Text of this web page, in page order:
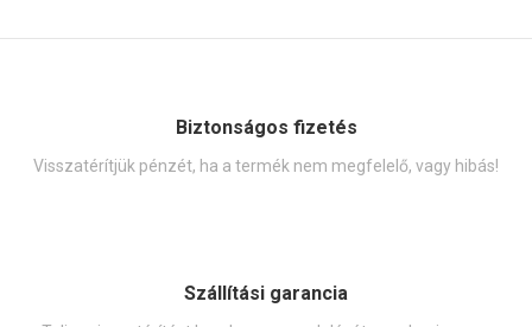
Biztonságos fizetés
Visszatérítjük pénzét, ha a termék nem megfelelő, vagy hibás!
Szállítási garancia